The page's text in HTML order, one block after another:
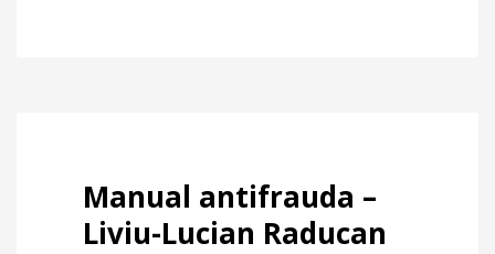
Manual antifrauda –
Liviu-Lucian Raducan